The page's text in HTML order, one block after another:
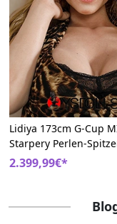
Lidiya 173cm G-Cup
Starpery Perlen-
Shorts Silikon
2.399,99€*